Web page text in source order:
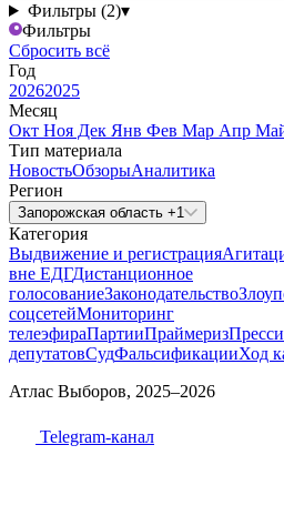
Фильтры (2)▾
Фильтры
Сбросить всё
Год
20262025
Месяц
Окт Ноя Дек Янв Фев Мар Апр
Тип материала
НовостьОбзорыАналитика
Регион
Запорожская область +1
Категория
Выдвижение и регистрация
вне ЕДГДистанционное
голосованиеЗаконодательство
соцсетейМониторинг
телеэфираПартииПраймериз
депутатовСудФальсификацииХод
Атлас Выборов, 2025–2026
Telegram-канал